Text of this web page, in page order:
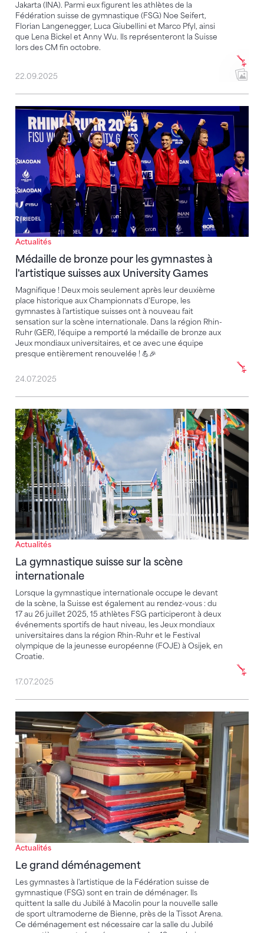
Jakarta (INA). Parmi eux figurent les athlètes de la
Fédération suisse de gymnastique (FSG) Noe Seifert,
Florian Langenegger, Luca Giubellini et Marco Pfyl, ainsi
que Lena Bickel et Anny Wu. Ils représenteront la Suisse
lors des CM fin octobre.
22.09.2025
Actualités
Médaille de bronze pour les gymnastes à
l'artistique suisses aux University Games
Magnifique ! Deux mois seulement après leur deuxième
place historique aux Championnats d'Europe, les
gymnastes à l'artistique suisses ont à nouveau fait
sensation sur la scène internationale. Dans la région Rhin-
Ruhr (GER), l'équipe a remporté la médaille de bronze aux
Jeux mondiaux universitaires, et ce avec une équipe
presque entièrement renouvelée ! 💪🎉
Médaille de bronze pour les gymnastes à l'artistique
24.07.2025
Actualités
La gymnastique suisse sur la scène
internationale
Lorsque la gymnastique internationale occupe le devant
de la scène, la Suisse est également au rendez-vous : du
17 au 26 juillet 2025, 15 athlètes FSG participeront à deux
événements sportifs de haut niveau, les Jeux mondiaux
universitaires dans la région Rhin-Ruhr et le Festival
olympique de la jeunesse européenne (FOJE) à Osijek, en
Croatie.
La gymnastique suisse sur la scène internationale
17.07.2025
Actualités
Le grand déménagement
Les gymnastes à l'artistique de la Fédération suisse de
gymnastique (FSG) sont en train de déménager. Ils
quittent la salle du Jubilé à Macolin pour la nouvelle salle
de sport ultramoderne de Bienne, près de la Tissot Arena.
Ce déménagement est nécessaire car la salle du Jubilé
Le grand déménagement